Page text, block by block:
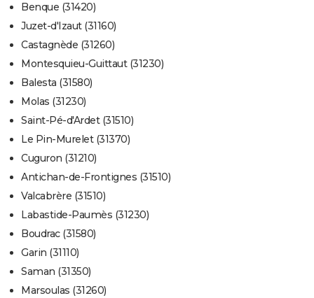
Benque (31420)
Juzet-d'Izaut (31160)
Castagnède (31260)
Montesquieu-Guittaut (31230)
Balesta (31580)
Molas (31230)
Saint-Pé-d'Ardet (31510)
Le Pin-Murelet (31370)
Cuguron (31210)
Antichan-de-Frontignes (31510)
Valcabrère (31510)
Labastide-Paumès (31230)
Boudrac (31580)
Garin (31110)
Saman (31350)
Marsoulas (31260)